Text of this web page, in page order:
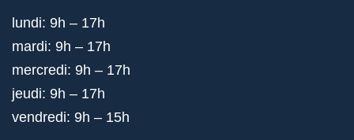
lundi: 9h – 17h
mardi: 9h – 17h
mercredi: 9h – 17h
jeudi: 9h – 17h
vendredi: 9h – 15h